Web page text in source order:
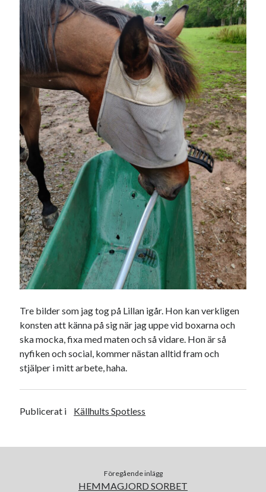
Ellen omSPAM
Camilla omSPAM
M T O T F L
S
2 3 4 6
7
8
9 10 12 13
14
15
16 17 20
21
23 24 25 26 27
28
29
30 31
« jun aug »
Arkiv
augusti 2026
juli 2026
maj 2026
april 2026
mars 2026
februari 2026
januari 2026
oktober 2025
Tre bilder som jag tog på Lillan igår. Hon kan verkligen
konsten att känna på sig när jag uppe vid boxarna och
ska mocka, fixa med maten och så vidare. Hon är så
nyfiken och social, kommer nästan alltid fram och
stjälper i mitt arbete, haha.
Publicerat i Källhults Spotless
Föregående inlägg
HEMMAGJORD SORBET